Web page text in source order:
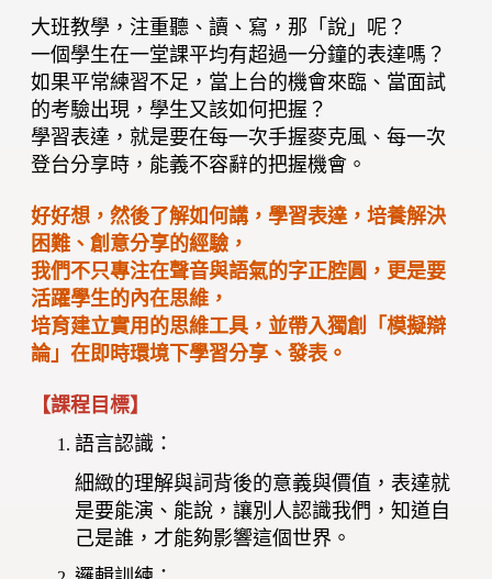
大班教學，注重聽、讀、寫，那「說」呢？
一個學生在一堂課平均有超過一分鐘的表達嗎？
如果平常練習不足，當上台的機會來臨、當面試
的考驗出現，學生又該如何把握？
學習表達，就是要在每一次手握麥克風、每一次
登台分享時，能義不容辭的把握機會。
好好想，然後了解如何講，學習表達，培養解決
困難、創意分享的經驗，
我們不只專注在聲音與語氣的字正腔圓，更是要
活躍學生的內在思維，
培育建立實用的思維工具，並帶入獨創「模擬辯
論」在即時環境下學習分享、發表。
【課程目標】
語言認識：
細緻的理解與詞背後的意義與價值，表達就
是要能演、能說，讓別人認識我們，知道自
己是誰，才能夠影響這個世界。